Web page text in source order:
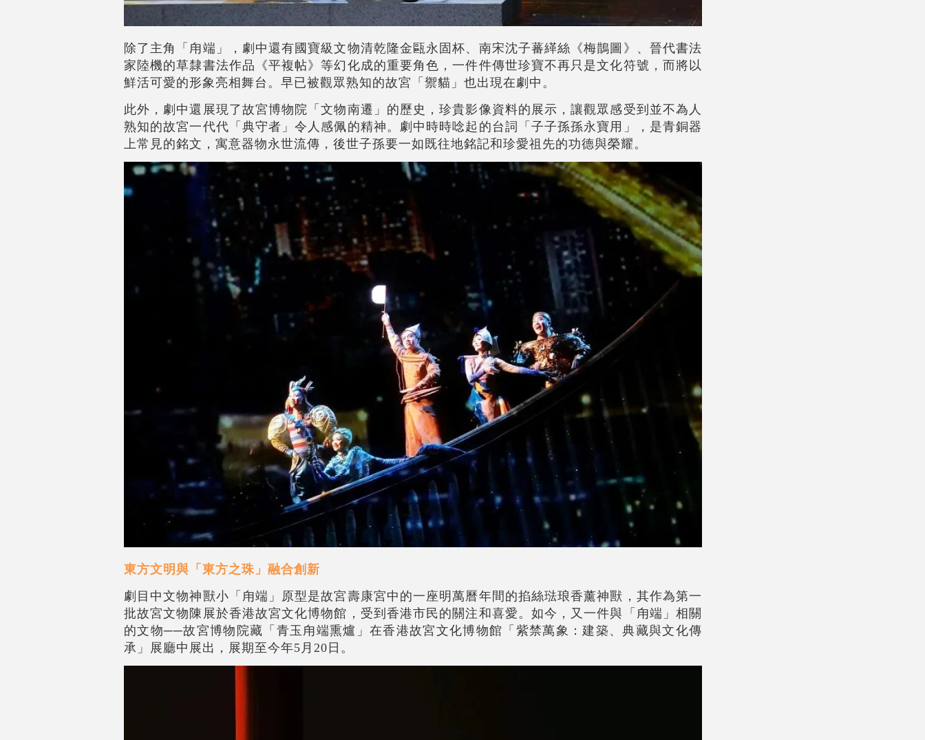
除了主角「甪端」，劇中還有國寶級文物清乾隆金甌永固杯、南宋沈子蕃緙絲《梅鵲圖》、晉代書法
家陸機的草隸書法作品《平複帖》等幻化成的重要角色，一件件傳世珍寶不再只是文化符號，而將以
鮮活可愛的形象亮相舞台。早已被觀眾熟知的故宮「禦貓」也出現在劇中。
此外，劇中還展現了故宮博物院「文物南遷」的歷史，珍貴影像資料的展示，讓觀眾感受到並不為人
熟知的故宮一代代「典守者」令人感佩的精神。劇中時時唸起的台詞「子子孫孫永寶用」，是青銅器
上常見的銘文，寓意器物永世流傳，後世子孫要一如既往地銘記和珍愛祖先的功德與榮耀。
東方文明與「東方之珠」融合創新
劇目中文物神獸小「甪端」原型是故宮壽康宮中的一座明萬曆年間的掐絲琺琅香薰神獸，其作為第一
批故宮文物陳展於香港故宮文化博物館，受到香港市民的關注和喜愛。如今，又一件與「甪端」相關
的文物──故宮博物院藏「青玉甪端熏爐」在香港故宮文化博物館「紫禁萬象：建築、典藏與文化傳
承」展廳中展出，展期至今年5月20日。